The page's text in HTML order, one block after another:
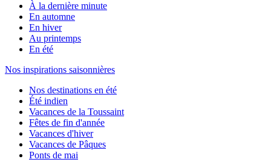
À la dernière minute
En automne
En hiver
Au printemps
En été
Nos inspirations saisonnières
Nos destinations en été
Été indien
Vacances de la Toussaint
Fêtes de fin d'année
Vacances d'hiver
Vacances de Pâques
Ponts de mai